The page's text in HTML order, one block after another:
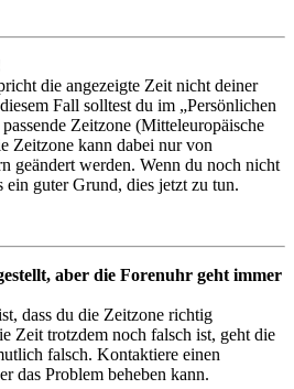
die angezeigte Zeit nicht deiner
Fall solltest du im „Persönlichen
Zeitzone (Mitteleuropäische
Zeitzone kann dabei nur von
geändert werden. Wenn du noch nicht
ein guter Grund, dies jetzt zu tun.
aber die Forenuhr geht immer
dass du die Zeitzone richtig
Zeit trotzdem noch falsch ist, geht die
falsch. Kontaktiere einen
das Problem beheben kann.